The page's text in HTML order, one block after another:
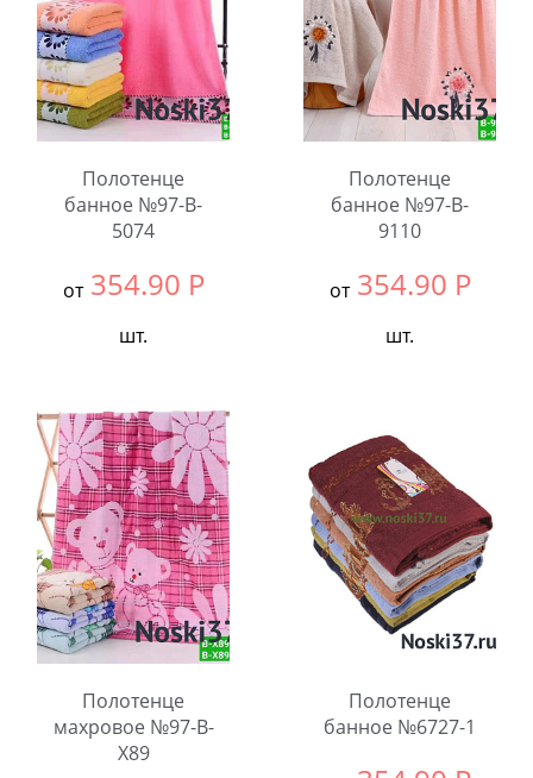
Полотенце
банное №97-B-
5074
от 354.90 Р
шт.
В упаковке:
6
шт.
Количество:
Полотенце
банное №97-B-
9110
от 354.90 Р
шт.
Количество:
Полотенце
махровое №97-B-
X89
Полотенце
банное №6727-1